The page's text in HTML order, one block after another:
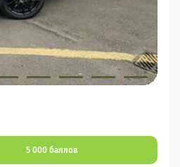
5 000 баллов